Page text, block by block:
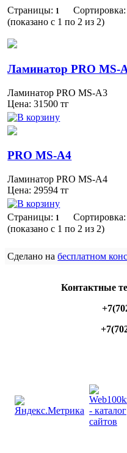
Страницы: 1
Сортировка:
(показанос 1 по 2 из 2)
Ламинатор PRO MS-
Ламинатор PRO MS-A3
Цена:31500 тг
PRO MS-A4
Ламинатор PRO MS-A4
Цена: 29594 тг
Страницы: 1
Сортировка:
(показанос 1 по 2 из 2)
Сделано набесплатном
Контактные